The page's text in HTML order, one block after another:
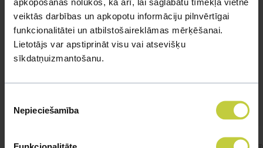
veiktās darbības un apkopotu informāciju pilnvērtīgai
funkcionalitātei un atbilstošaireklāmas mērķēšanai.
Lietotājs var apstiprināt visu vai atsevišķu
sīkdatņuizmantošanu.
izvēle
Nepieciešamība
Funkcionalitāte
Līdzīgi jautājumi
Mūsu eksperti spēs atbildēt uz jebkuru Jūsu jautājumu